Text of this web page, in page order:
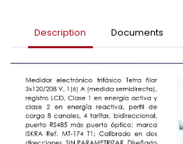
Description Documents